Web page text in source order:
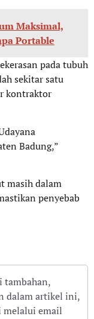
Maksimal,
Portable
pada tubuh
sekitar satu
kontraktor
Badung,”
masih dalam
penyebab
tambahan,
dalam artikel ini,
melalui email